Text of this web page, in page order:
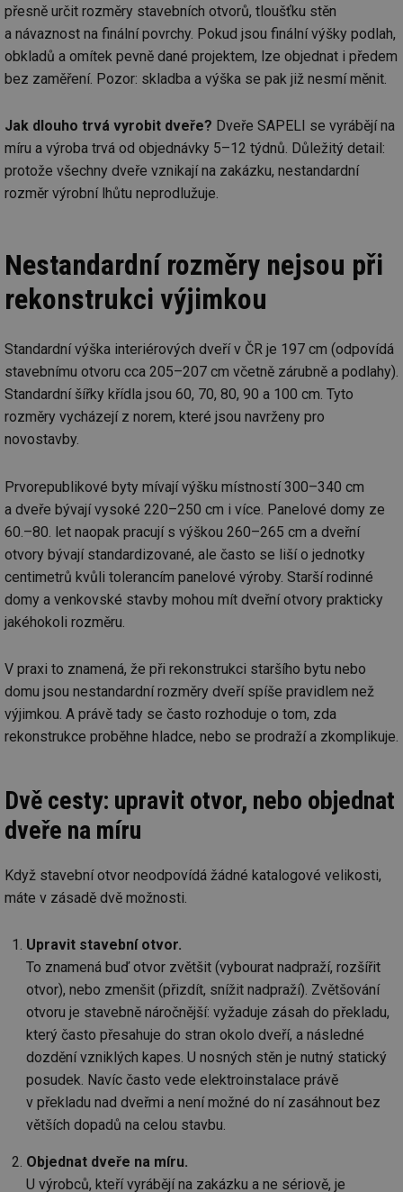
přesně určit rozměry stavebních otvorů, tloušťku stěn
a návaznost na finální povrchy. Pokud jsou finální výšky podlah,
obkladů a omítek pevně dané projektem, lze objednat i předem
bez zaměření. Pozor: skladba a výška se pak již nesmí měnit.
Jak dlouho trvá vyrobit dveře? Dveře SAPELI se vyrábějí na
míru a výroba trvá od objednávky 5–12 týdnů. Důležitý detail:
protože všechny dveře vznikají na zakázku, nestandardní
rozměr výrobní lhůtu neprodlužuje.
Nestandardní rozměry nejsou při
rekonstrukci výjimkou
Standardní výška interiérových dveří v ČR je 197 cm (odpovídá
stavebnímu otvoru cca 205–207 cm včetně zárubně a podlahy).
Standardní šířky křídla jsou 60, 70, 80, 90 a 100 cm. Tyto
rozměry vycházejí z norem, které jsou navrženy pro
novostavby.
Prvorepublikové byty mívají výšku místností 300–340 cm
a dveře bývají vysoké 220–250 cm i více. Panelové domy ze
60.–80. let naopak pracují s výškou 260–265 cm a dveřní
otvory bývají standardizované, ale často se liší o jednotky
centimetrů kvůli tolerancím panelové výroby. Starší rodinné
domy a venkovské stavby mohou mít dveřní otvory prakticky
jakéhokoli rozměru.
V praxi to znamená, že při rekonstrukci staršího bytu nebo
domu jsou nestandardní rozměry dveří spíše pravidlem než
výjimkou. A právě tady se často rozhoduje o tom, zda
rekonstrukce proběhne hladce, nebo se prodraží a zkomplikuje.
Dvě cesty: upravit otvor, nebo objednat
dveře na míru
Když stavební otvor neodpovídá žádné katalogové velikosti,
máte v zásadě dvě možnosti.
Upravit stavební otvor.
To znamená buď otvor zvětšit (vybourat nadpraží, rozšířit
otvor), nebo zmenšit (přizdít, snížit nadpraží). Zvětšování
otvoru je stavebně náročnější: vyžaduje zásah do překladu,
který často přesahuje do stran okolo dveří, a následné
dozdění vzniklých kapes. U nosných stěn je nutný statický
posudek. Navíc často vede elektroinstalace právě
v překladu nad dveřmi a není možné do ní zasáhnout bez
větších dopadů na celou stavbu.
Objednat dveře na míru.
U výrobců, kteří vyrábějí na zakázku a ne sériově, je